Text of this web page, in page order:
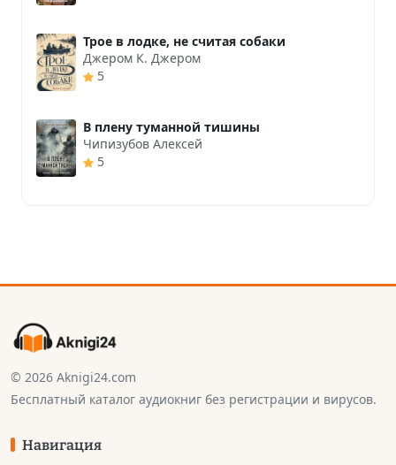
Трое в лодке, не считая собаки
Джером К. Джером
5
В плену туманной тишины
Чипизубов Алексей
5
© 2026 Aknigi24.com
Бесплатный каталог аудиокниг без регистрации и вирусов.
Навигация